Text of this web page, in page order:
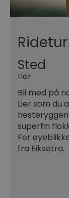
Sted
Lier
Bli med på
Lier som du
superfin
For
fra Eiksetra.